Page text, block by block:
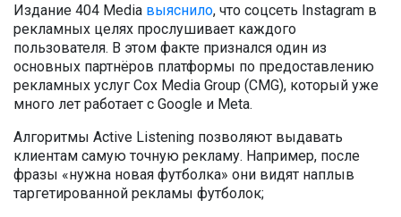
Издание 404 Media выяснило, что соцсеть Instagram в
рекламных целях прослушивает каждого
пользователя. В этом факте признался один из
основных партнёров платформы по предоставлению
рекламных услуг Cox Media Group (CMG), который уже
много лет работает с Google и Meta.
Алгоритмы Active Listening позволяют выдавать
клиентам самую точную рекламу. Например, после
фразы «нужна новая футболка» они видят наплыв
таргетированной рекламы футболок;